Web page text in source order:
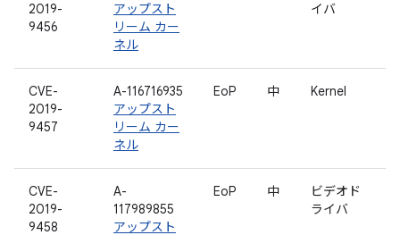
2019-
9456
アップスト
リーム カー
ネル
イバ
CVE-
2019-
9457
A-116716935
アップスト
リーム カー
ネル
EoP 中 Kernel
CVE-
2019-
9458
A-
117989855
アップスト
EoP 中
ビデオド
ライバ